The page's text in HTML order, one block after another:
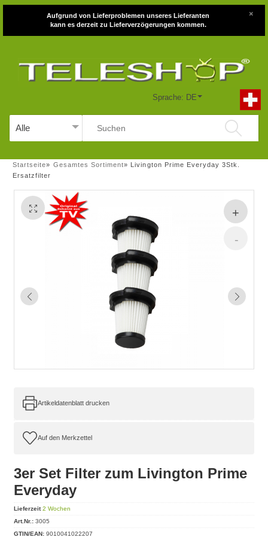
Aufgrund von Lieferproblemen unseres Lieferanten
kann es derzeit zu Lieferverzögerungen kommen.
×
Sprache: DE
Startseite» Gesamtes Sortiment» Livington Prime Everyday 3Stk.
Ersatzfilter
Artikeldatenblatt drucken
3er Set Filter zum Livington Prime
Everyday
Lieferzeit 2 Wochen
Art.Nr.: 3005
GTIN/EAN: 9010041022207